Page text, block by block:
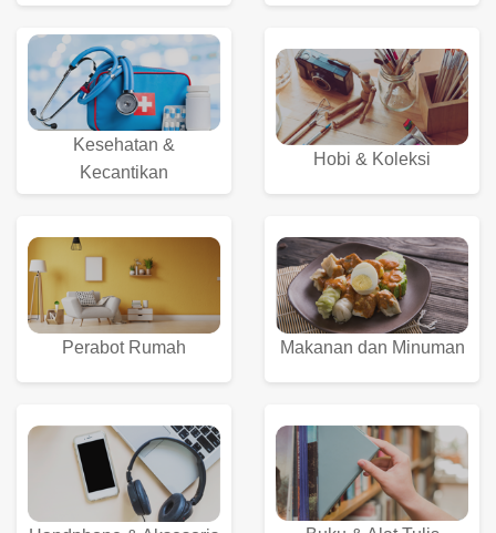
Kesehatan &
Kecantikan
Hobi & Koleksi
Perabot Rumah Makanan dan Minuman